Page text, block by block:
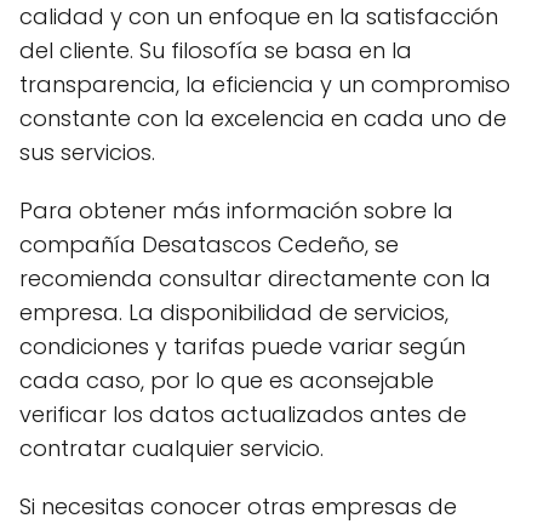
calidad y con un enfoque en la satisfacción
del cliente. Su filosofía se basa en la
transparencia, la eficiencia y un compromiso
constante con la excelencia en cada uno de
sus servicios.
Para obtener más información sobre la
compañía Desatascos Cedeño, se
recomienda consultar directamente con la
empresa. La disponibilidad de servicios,
condiciones y tarifas puede variar según
cada caso, por lo que es aconsejable
verificar los datos actualizados antes de
contratar cualquier servicio.
Si necesitas conocer otras empresas de